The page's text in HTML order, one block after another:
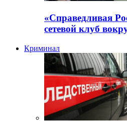
«Справедливая
сетевой клуб
Криминал